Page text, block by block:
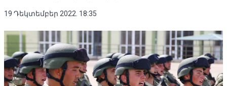
19 Դեկտեմբեր 2022. 18:35